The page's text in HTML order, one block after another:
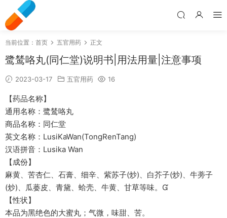
当前位置： 首页 五官用药 正文
鹭鸶咯丸(同仁堂)说明书|用法用量|注意事项
2023-03-17 五官用药 16
【药品名称】
通用名称：鹭鸶咯丸
商品名称：同仁堂
英文名称：LusiKaWan(TongRenTang)
汉语拼音：Lusika Wan
【成份】
麻黄、苦杏仁、石膏、细辛、紫苏子(炒)、白芥子(炒)、牛蒡子
(炒)、瓜蒌皮、青黛、蛤壳、牛黄、甘草等味。
【性状】
本品为黑绝色的大蜜丸；气微，味甜、苦。